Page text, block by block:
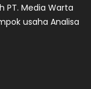
PT. Media Warta
usaha Analisa